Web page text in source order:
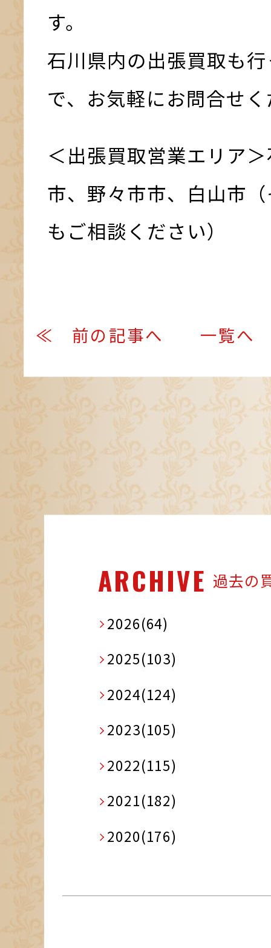
す。
石川県内の出張買取も
で、お気軽にお問合せ
＜出張買取営業エリア
市、野々市市、白山市
もご相談ください）
≪ 前の記事へ 一覧へ
ARCHIVE 過去の
2026(64)
2025(103)
2024(124)
2023(105)
2022(115)
2021(182)
2020(176)